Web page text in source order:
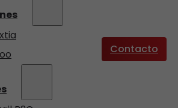
Contacto